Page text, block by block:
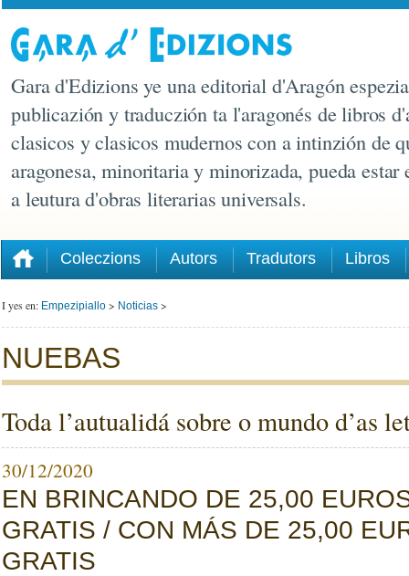
Gara d'Edizions ye una editorial d'Aragón
publicazión y traduczión ta l'aragonés de libros
clasicos y clasicos mudernos con a intinzión de
aragonesa, minoritaria y minorizada, pueda estar
a leutura d'obras literarias universals.
Coleczions Autors Tradutors Libros
I yes en: Empezipiallo > Noticias >
NUEBAS
Toda l’autualidá sobre o mundo d’as
30/12/2020
EN BRINCANDO DE 25,00
GRATIS / CON MÁS DE 25,00
GRATIS